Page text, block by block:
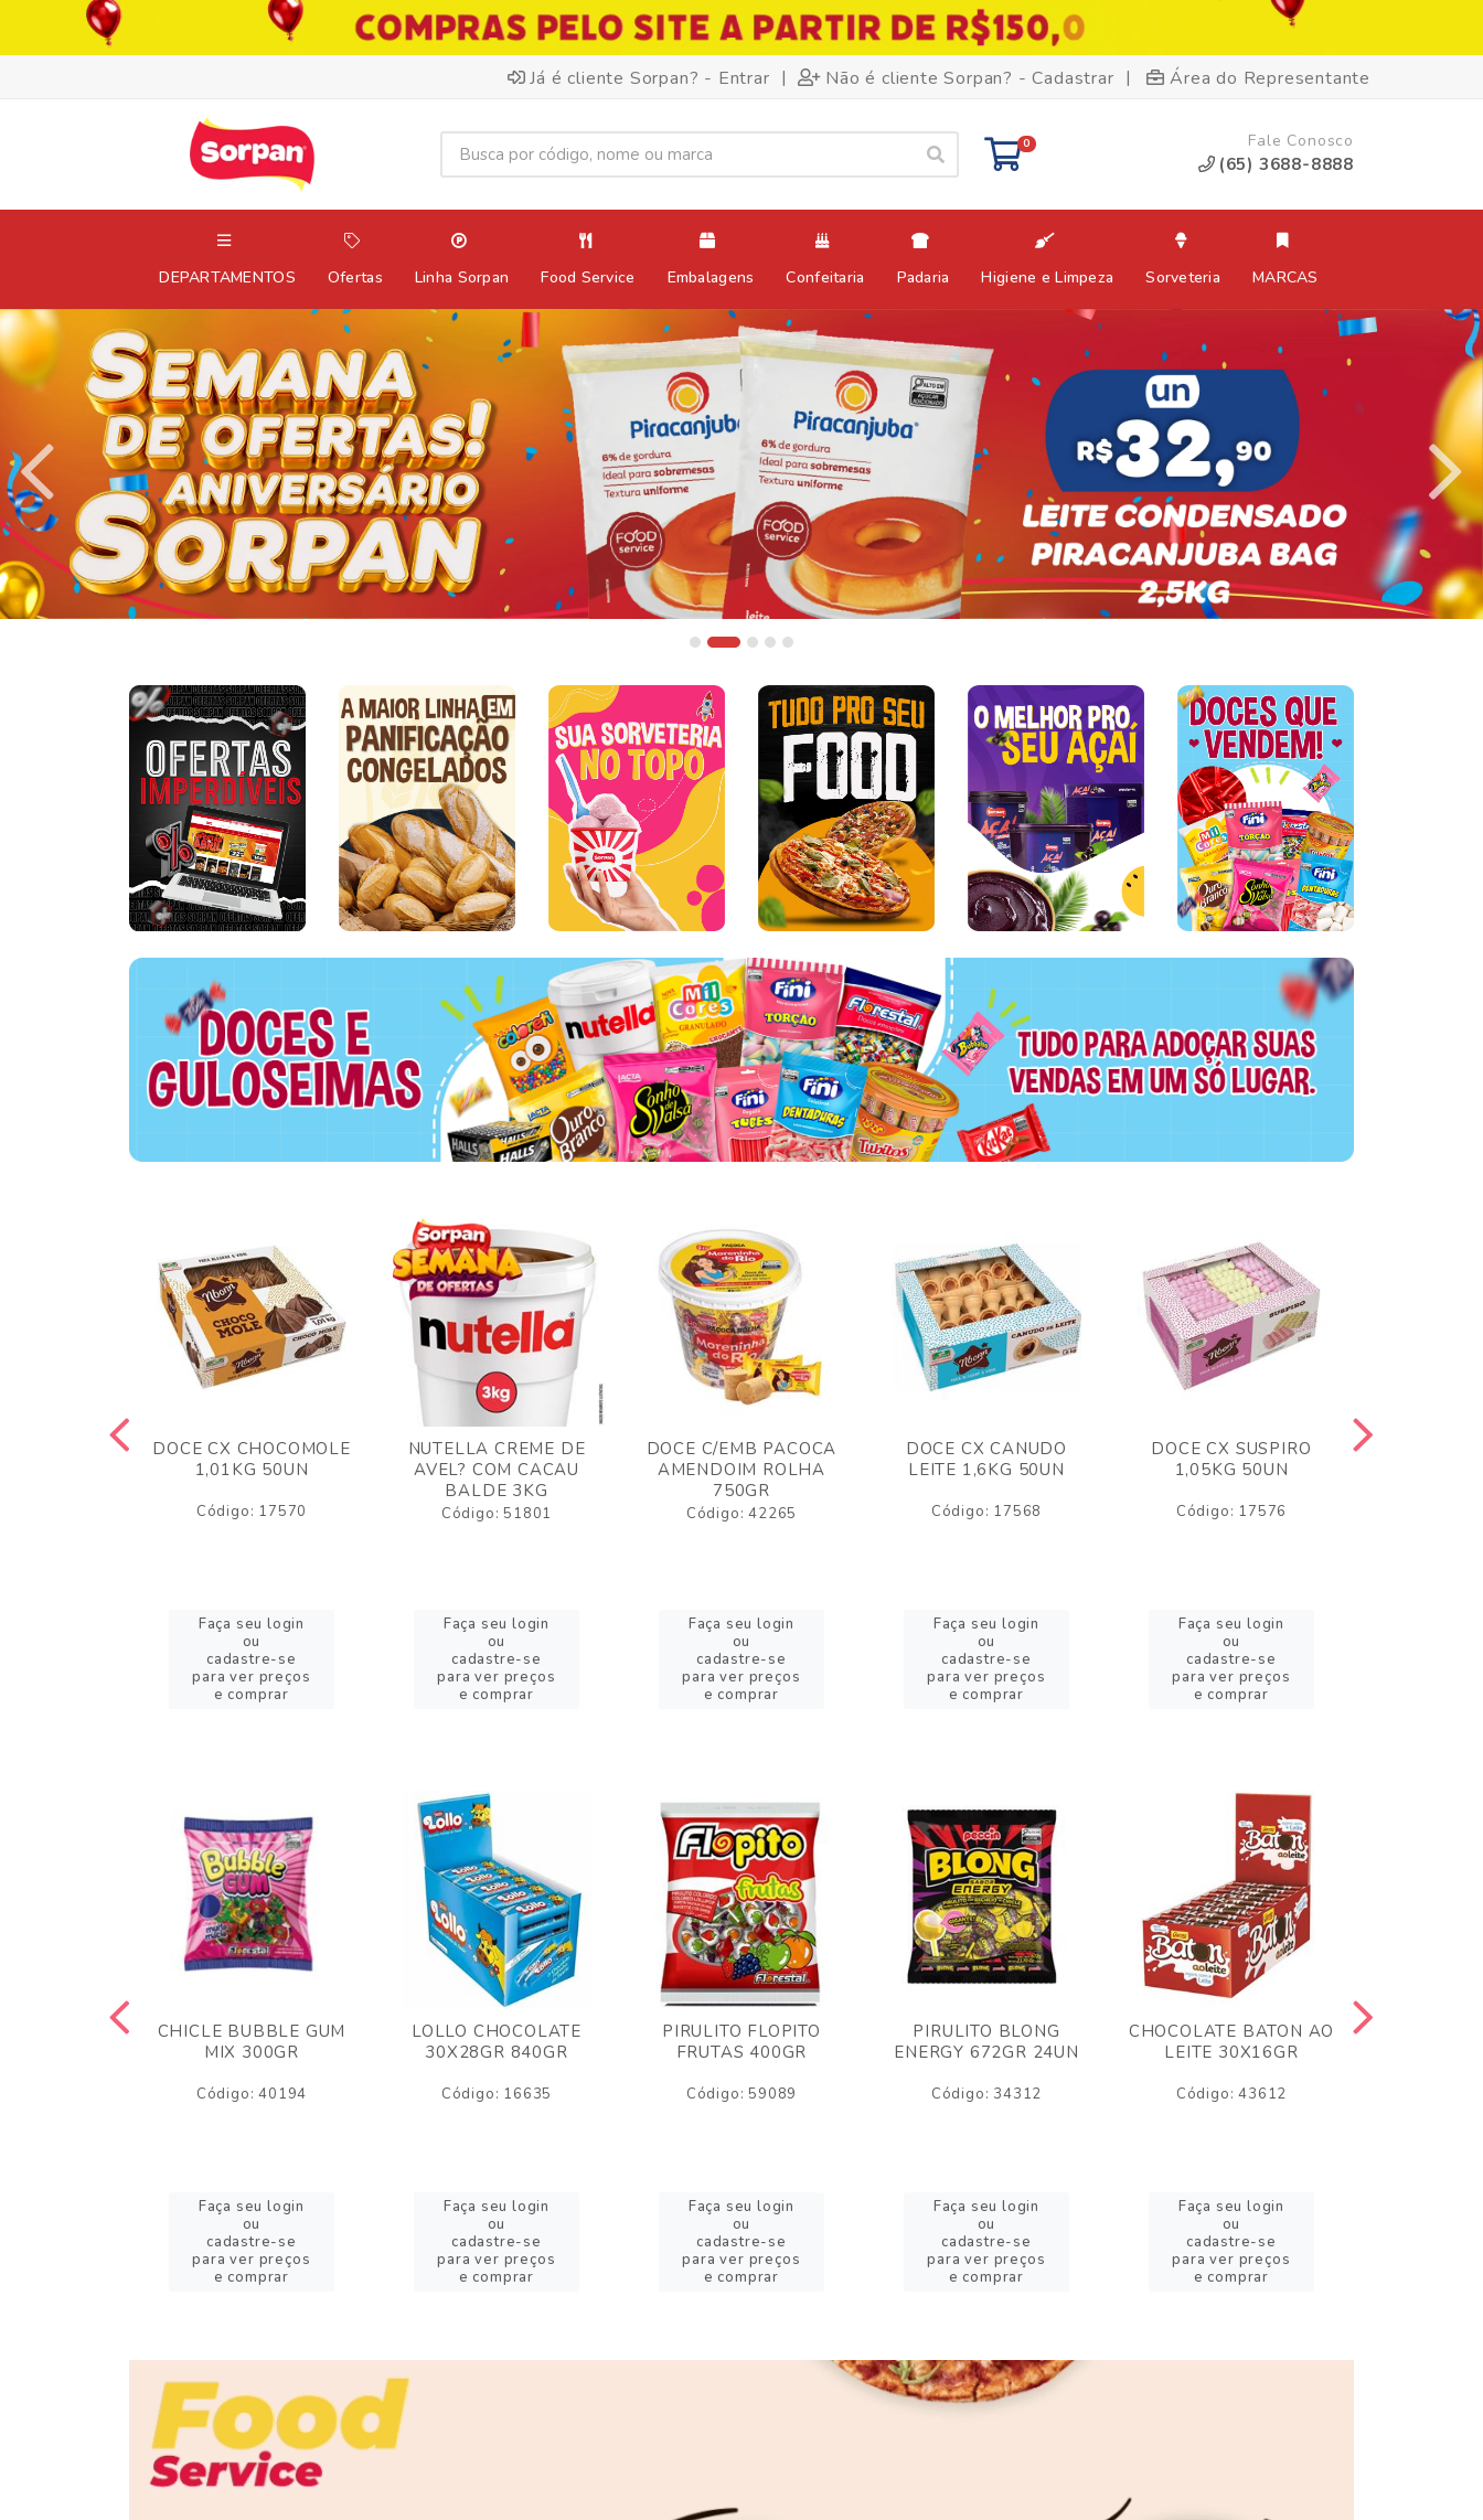
Já é cliente Sorpan? - Entrar | Não é cliente Sorpan? - Cadastrar | Área do Representante
0 Fale Conosco
(65) 3688-8888
DEPARTAMENTOS Ofertas Linha Sorpan Food Service Embalagens Confeitaria Padaria Higiene e Limpeza Sorveteria MARCAS
DOCE CX CHOCOMOLE
1,01KG 50UN
Código: 17570
Faça seu login
ou
cadastre-se
para ver preços
e comprar
NUTELLA CREME DE
AVEL? COM CACAU
BALDE 3KG
Código: 51801
Faça seu login
ou
cadastre-se
para ver preços
e comprar
DOCE C/EMB PACOCA
AMENDOIM ROLHA
750GR
Código: 42265
Faça seu login
ou
cadastre-se
para ver preços
e comprar
DOCE CX CANUDO
LEITE 1,6KG 50UN
Código: 17568
Faça seu login
ou
cadastre-se
para ver preços
e comprar
DOCE CX SUSPIRO
1,05KG 50UN
Código: 17576
Faça seu login
ou
cadastre-se
para ver preços
e comprar
CHICLE BUBBLE GUM
MIX 300GR
Código: 40194
Faça seu login
ou
cadastre-se
para ver preços
e comprar
LOLLO CHOCOLATE
30X28GR 840GR
Código: 16635
Faça seu login
ou
cadastre-se
para ver preços
e comprar
PIRULITO FLOPITO
FRUTAS 400GR
Código: 59089
Faça seu login
ou
cadastre-se
para ver preços
e comprar
PIRULITO BLONG
ENERGY 672GR 24UN
Código: 34312
Faça seu login
ou
cadastre-se
para ver preços
e comprar
CHOCOLATE BATON AO
LEITE 30X16GR
Código: 43612
Faça seu login
ou
cadastre-se
para ver preços
e comprar